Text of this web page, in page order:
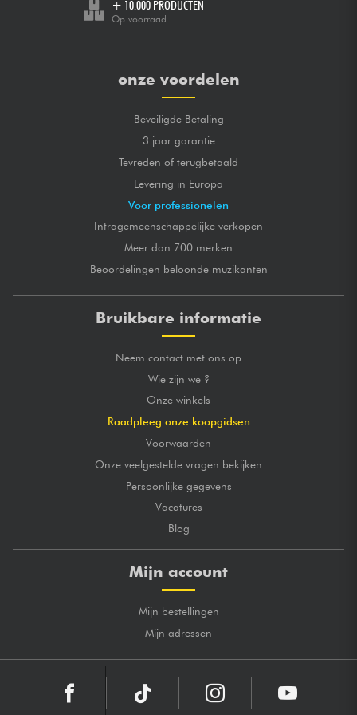
+ 10.000 PRODUCTEN
Op voorraad
onze voordelen
Beveiligde Betaling
3 jaar garantie
Tevreden of terugbetaald
Levering in Europa
Voor professionelen
Intragemeenschappelijke verkopen
Meer dan 700 merken
Beoordelingen beloonde muzikanten
Bruikbare informatie
Neem contact met ons op
Wie zijn we ?
Onze winkels
Raadpleeg onze koopgidsen
Voorwaarden
Onze veelgestelde vragen bekijken
Persoonlijke gegevens
Vacatures
Blog
Mijn account
Mijn bestellingen
Mijn adressen